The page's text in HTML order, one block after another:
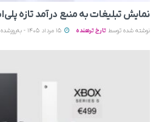
نمایش تبلیغات به منبع درآمد تازه
نوشته شده توسط تارخ ترهنده